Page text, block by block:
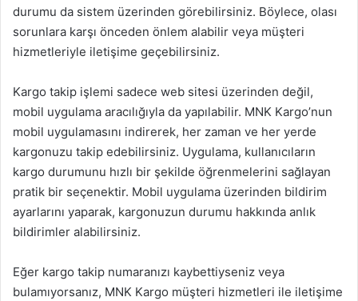
durumu da sistem üzerinden görebilirsiniz. Böylece, olası
sorunlara karşı önceden önlem alabilir veya müşteri
hizmetleriyle iletişime geçebilirsiniz.
Kargo takip işlemi sadece web sitesi üzerinden değil,
mobil uygulama aracılığıyla da yapılabilir. MNK Kargo’nun
mobil uygulamasını indirerek, her zaman ve her yerde
kargonuzu takip edebilirsiniz. Uygulama, kullanıcıların
kargo durumunu hızlı bir şekilde öğrenmelerini sağlayan
pratik bir seçenektir. Mobil uygulama üzerinden bildirim
ayarlarını yaparak, kargonuzun durumu hakkında anlık
bildirimler alabilirsiniz.
Eğer kargo takip numaranızı kaybettiyseniz veya
bulamıyorsanız, MNK Kargo müşteri hizmetleri ile iletişime